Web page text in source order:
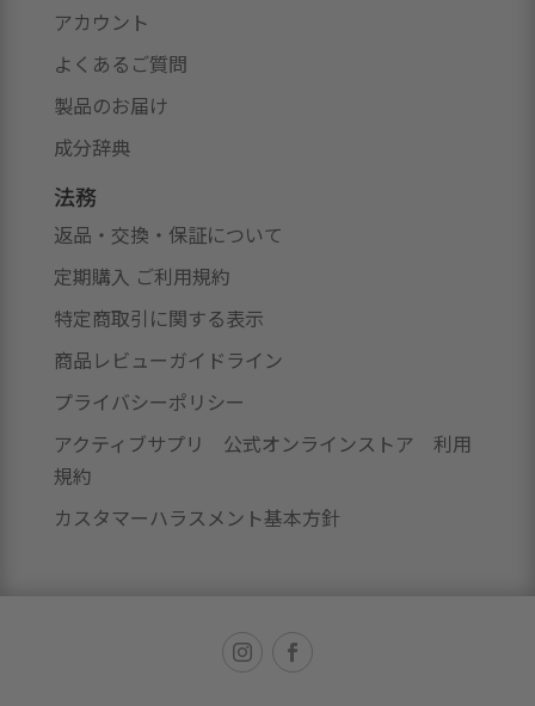
アカウント
よくあるご質問
製品のお届け
成分辞典
法務
返品・交換・保証について
定期購入 ご利用規約
特定商取引に関する表示
商品レビューガイドライン
プライバシーポリシー
アクティブサプリ 公式オンラインストア 利用
規約
カスタマーハラスメント基本方針